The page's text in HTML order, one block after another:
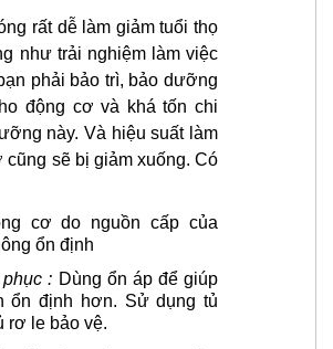
rất dễ làm giảm tuổi thọ
như trải nghiệm làm việc
phải bảo trì, bảo dưỡng
động cơ và khá tốn chi
này. Và hiệu suất làm
cũng sẽ bị giảm xuống. Có
cơ do nguồn cấp của
ổn định
: Dùng ổn áp để giúp
ổn định hơn. Sử dụng tủ
rơ le bảo vệ.